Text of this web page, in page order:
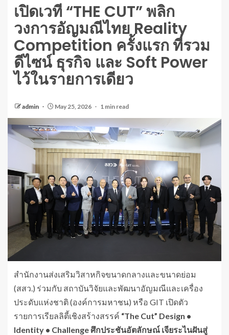
เปิดเวที “THE CUT” พลิก
วงการอัญมณีไทย Reality
Competition ครั้งแรก ที่รวม
ดีไซน์ ธุรกิจ และ Soft Power
ไว้ในรายการเดียว
admin May 25, 2026 1 min read
สำนักงานส่งเสริมวิสาหกิจขนาดกลางและขนาดย่อม
(สสว.) ร่วมกับ สถาบันวิจัยและพัฒนาอัญมณีและเครื่อง
ประดับแห่งชาติ (องค์การมหาชน) หรือ GIT เปิดตัว
รายการเรียลลิตี้เชิงสร้างสรรค์ “The Cut” Design •
Identity • Challenge ศึกประชันอัตลักษณ์ เจียระไนฝันสู่